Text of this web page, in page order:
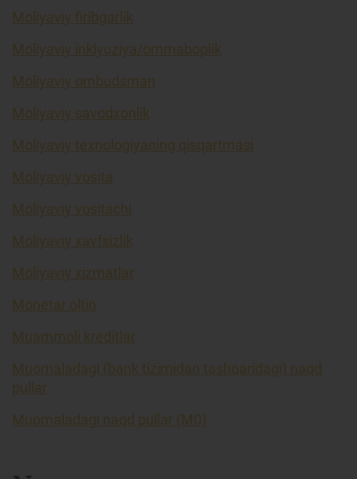
Moliyaviy firibgarlik
Moliyaviy inklyuziya/ommaboplik
Moliyaviy ombudsman
Moliyaviy savodxonlik
Moliyaviy texnologiyaning qisqartmasi
Moliyaviy vosita
Moliyaviy vositachi
Moliyaviy xavfsizlik
Moliyaviy xizmatlar
Monetar oltin
Muammoli kreditlar
Muomaladagi (bank tizimidan tashqaridagi) naqd
pullar
Muomaladagi naqd pullar (M0)